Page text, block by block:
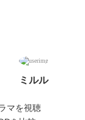
ミルル
マを視聴